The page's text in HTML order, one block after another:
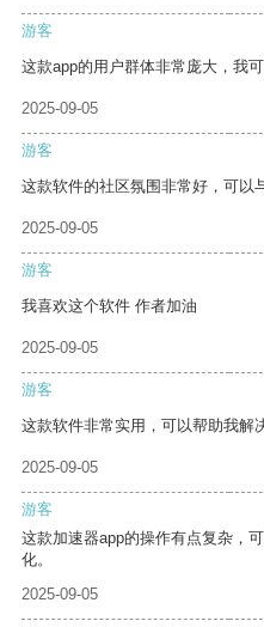
游客
这款app的用户群体非常庞大，我
2025-09-05
游客
这款软件的社区氛围非常好，可以
2025-09-05
游客
我喜欢这个软件 作者加油
2025-09-05
游客
这款软件非常实用，可以帮助我解
2025-09-05
游客
这款加速器app的操作有点复杂，
化。
2025-09-05